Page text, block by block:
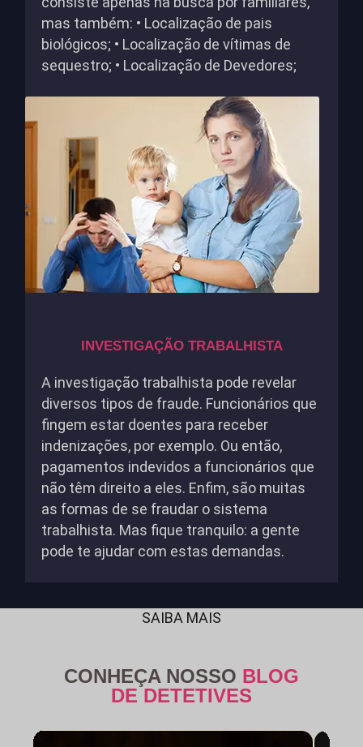
mas também: • Localização de pais
biológicos; • Localização de vítimas de
sequestro; • Localização de Devedores;
INVESTIGAÇÃO TRABALHISTA
A investigação trabalhista pode revelar
diversos tipos de fraude. Funcionários que
fingem estar doentes para receber
indenizações, por exemplo. Ou então,
pagamentos indevidos a funcionários que
não têm direito a eles. Enfim, são muitas
as formas de se fraudar o sistema
trabalhista. Mas fique tranquilo: a gente
pode te ajudar com estas demandas.
SAIBA MAIS
CONHEÇA NOSSO BLOG
DE DETETIVES